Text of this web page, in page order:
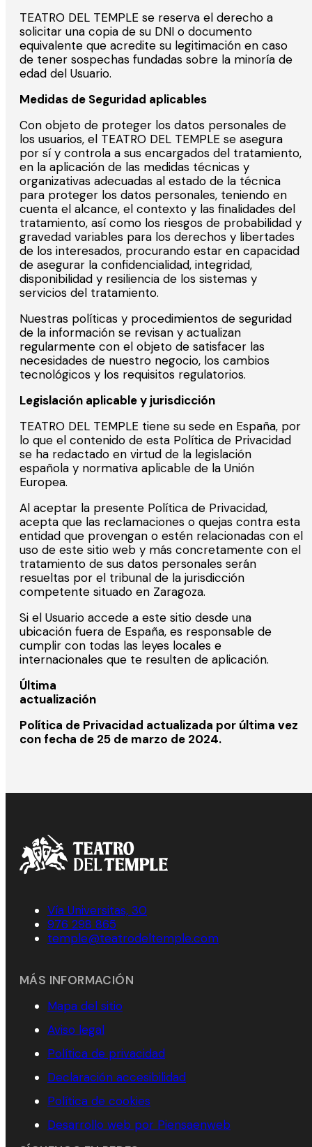
TEATRO DEL TEMPLE se reserva el derecho a
solicitar una copia de su DNI o documento
equivalente que acredite su legitimación en caso
de tener sospechas fundadas sobre la minoría de
edad del Usuario.
Medidas de Seguridad aplicables
Con objeto de proteger los datos personales de
los usuarios, el TEATRO DEL TEMPLE se asegura
por sí y controla a sus encargados del tratamiento,
en la aplicación de las medidas técnicas y
organizativas adecuadas al estado de la técnica
para proteger los datos personales, teniendo en
cuenta el alcance, el contexto y las finalidades del
tratamiento, así como los riesgos de probabilidad y
gravedad variables para los derechos y libertades
de los interesados, procurando estar en capacidad
de asegurar la confidencialidad, integridad,
disponibilidad y resiliencia de los sistemas y
servicios del tratamiento.
Nuestras políticas y procedimientos de seguridad
de la información se revisan y actualizan
regularmente con el objeto de satisfacer las
necesidades de nuestro negocio, los cambios
tecnológicos y los requisitos regulatorios.
Legislación aplicable y jurisdicción
TEATRO DEL TEMPLE tiene su sede en España, por
lo que el contenido de esta Política de Privacidad
se ha redactado en virtud de la legislación
española y normativa aplicable de la Unión
Europea.
Al aceptar la presente Política de Privacidad,
acepta que las reclamaciones o quejas contra esta
entidad que provengan o estén relacionadas con el
uso de este sitio web y más concretamente con el
tratamiento de sus datos personales serán
resueltas por el tribunal de la jurisdicción
competente situado en Zaragoza.
Si el Usuario accede a este sitio desde una
ubicación fuera de España, es responsable de
cumplir con todas las leyes locales e
internacionales que te resulten de aplicación.
Última
Política de Privacidad actualizada por última vez
con fecha de 25 de marzo de 2024.
Vía Universitas, 30
976 298 865
temple@teatrodeltemple.com
MÁS INFORMACIÓN
Mapa del sitio
Aviso legal
Política de privacidad
Declaración accesibilidad
Política de cookies
Desarrollo web por Piensaenweb